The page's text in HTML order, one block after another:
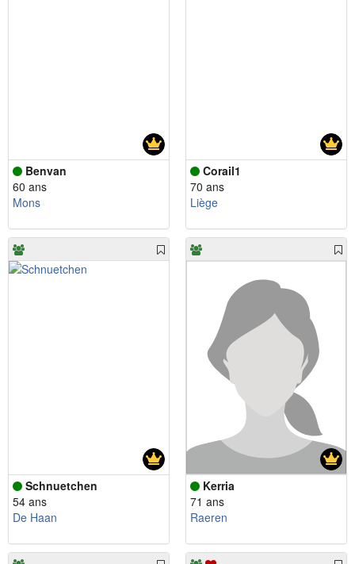
Benvan
60 ans
Mons
Corail1
70 ans
Liège
Schnuetchen
54 ans
De Haan
Kerria
71 ans
Raeren